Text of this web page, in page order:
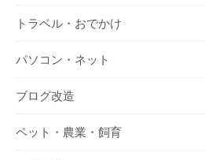
トラベル・おでかけ
パソコン・ネット
ブログ改造
ペット・農業・飼育